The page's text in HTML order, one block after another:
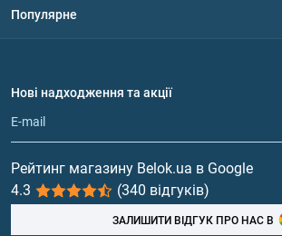
Політика конфіденційності
Обмін та повернення
Популярне
Протеїн
Гейнери
Вітаміни та мінерали
Риб'ячий жир, жирні кислоти
Нові надходження та акції
Рейтинг магазину Belok.ua в Google
4.3
(340 відгуків)
ЗАЛИШИТИ ВІДГУК ПРО НАС В